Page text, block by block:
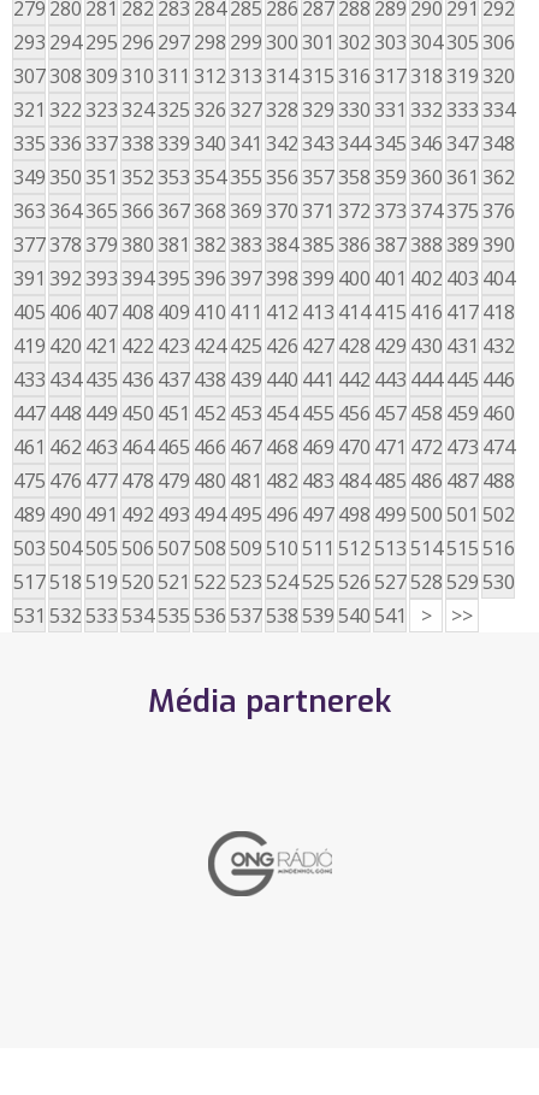
279 280 281 282 283 284285 286 287288 289 290 291 292
293 294295 296 297298 299300301 302303304305306
307308309310311 312313314315316317318319320
321 322323324325326327328329330331 332333334
335336337338339340341 342343344345346347348
349350351 352353354355356357358359360361 362
363364365366367368369370371 372373374375376
377378379380381 382383384385386387388389390
391 392393394395396397398399 400 401 402 403 404
405 406 407408 409 410 411 412 413 414415 416 417418
419 420 421 422 423 424425 426 427428 429 430 431 432
433 434435 436 437438 439 440 441 442 443 444445 446
447448 449 450 451 452 453 454455 456 457458 459 460
461 462 463 464465 466 467468 469 470 471 472 473 474
475 476 477478 479 480 481 482 483 484485 486 487488
489 490 491 492 493 494495 496 497498 499500501 502
503504505506507508509510511 512513514515516
517518519520521 522523524525526527528529530
531 532533534535536537538539540541 > >>
Média partnerek